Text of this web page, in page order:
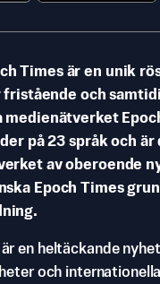
Times är en unik
fristående och
medienätverket
på 23 språk och är
av oberoende
Epoch Times
en heltäckande
och